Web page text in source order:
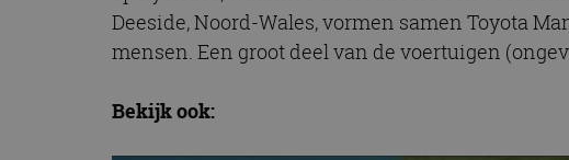
Deeside, Noord-Wales, vormen samen Toyota
mensen. Een groot deel van de voertuigen
Bekijk ook: